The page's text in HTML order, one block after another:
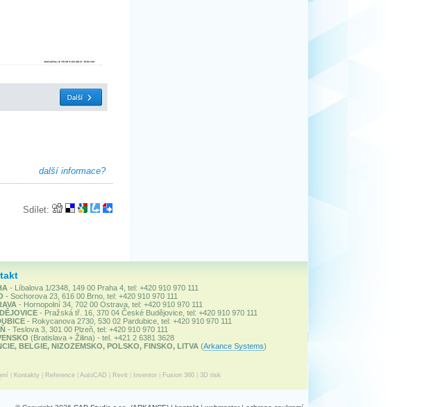
další informace?
Sdílet:
- Líbalova 1/2348, 149 00 Praha 4, tel: +420 910 970 111
- Sochorova 23, 616 00 Brno, tel: +420 910 970 111
- Hornopolní 34, 702 00 Ostrava, tel: +420 910 970 111
- Pražská tř. 16, 370 04 České Budějovice, tel: +420 910 970 111
- Rokycanova 2730, 530 02 Pardubice, tel: +420 910 970 111
- Teslova 3, 301 00 Plzeň, tel: +420 910 970 111
(Bratislava + Žilina) - tel. +421 2 6381 3628
BELGIE, NIZOZEMSKO, POLSKO, FINSKO, LITVA (Arkance Systems)
Kontakty Reference AutoCAD Revit Inventor Fusion 360
3D tisk